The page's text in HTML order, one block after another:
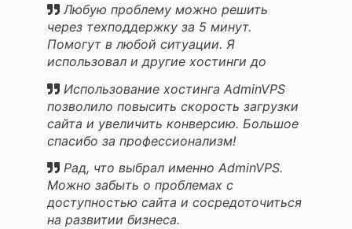
Любую проблему можно решить
через техподдержку за 5 минут.
Помогут в любой ситуации. Я
использовал и другие хостинги до
Использование хостинга AdminVPS
позволило повысить скорость загрузки
сайта и увеличить конверсию. Большое
спасибо за профессионализм!
Рад, что выбрал именно AdminVPS.
Можно забыть о проблемах с
доступностью сайта и сосредоточиться
на развитии бизнеса.